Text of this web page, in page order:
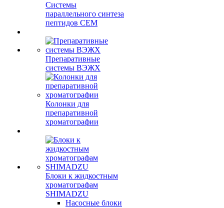
Системы
параллельного синтеза
пептидов CEM
Препаративные
системы ВЭЖХ
Колонки для
препаративной
хроматографии
Блоки к жидкостным
хроматографам
SHIMADZU
Насосные блоки